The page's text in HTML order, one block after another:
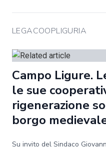
LEGACOOPLIGURIA
Campo Ligure.
le sue
rigenerazione
borgo
Su invito del Sindaco